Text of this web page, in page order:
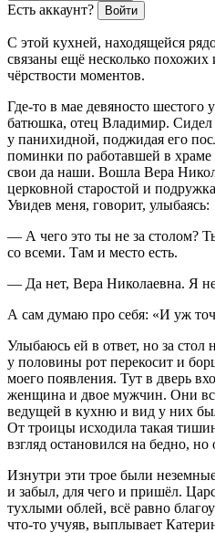
Есть аккаунт? Войти
С этой кухней, находящейся
связаны ещё несколько
чёрствости моментов.
Где-то в мае девяносто шестого
батюшка, отец Владимир.
у панихидной, поджидая его
поминки по работавшей в
свои да наши. Вошла Вера
церковной старостой и
Увидев меня, говорит, улыбаясь:
— А чего это ты не за столом?
со всеми. Там и место есть.
— Да нет, Вера Николаевна. Я
А сам думаю про себя: «И уж
Улыбаюсь ей в ответ, но за стол
у половины рот перекосит и
моего появления. Тут в дверь
женщина и двое мужчин. Они
ведущей в кухню и вид у них
От троицы исходила такая
взгляд остановился на бедно,
Изнутри эти трое были
и забыл, для чего и пришёл.
тухлыми облей, всё равно
что-то учуяв, выплывает